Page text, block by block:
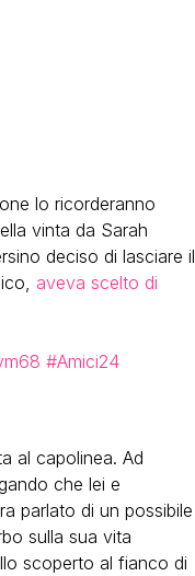
lo ricorderanno
vinta da Sarah
deciso di lasciare il
aveva scelto di
#Amici24
al capolinea. Ad
che lei e
parlato di un possibile
sulla sua vita
scoperto al fianco di